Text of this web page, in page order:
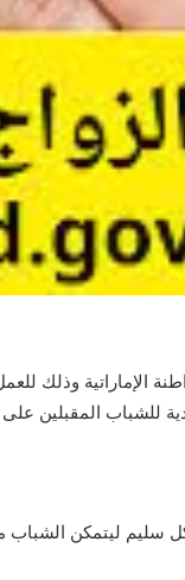
الإماراتية وذلك
للشباب المقبلين
سليم ليتمكن